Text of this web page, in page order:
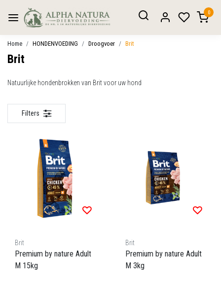
0
Home HONDENVOEDING Droogvoer Brit
Brit
Natuurlijke hondenbrokken van Brit voor uw hond
Filters
Brit
Premium by nature Adult
M 15kg
Brit
Premium by nature Adult
M 3kg